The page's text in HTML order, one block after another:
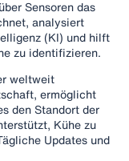
Sensoren das
analysiert
(KI) und hilft
zu identifizieren.
weltweit
ermöglicht
den Standort der
Kühe zu
Updates und